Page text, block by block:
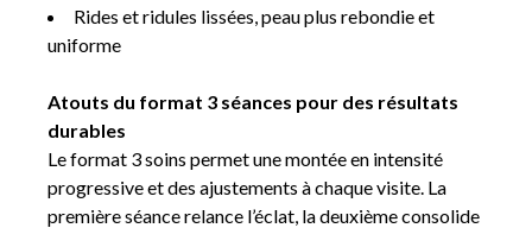
Rides et ridules lissées, peau plus rebondie et
uniforme
Atouts du format 3 séances pour des résultats
durables
Le format 3 soins permet une montée en intensité
progressive et des ajustements à chaque visite. La
première séance relance l’éclat, la deuxième consolide